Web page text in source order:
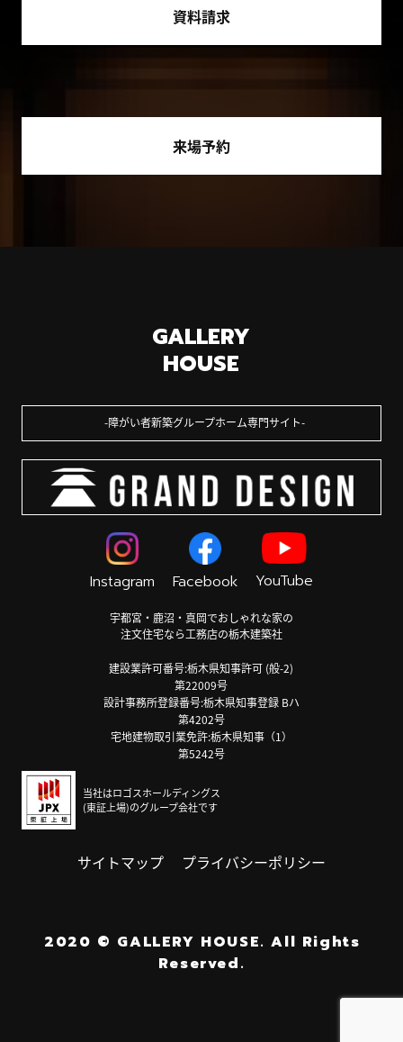
資料請求
来場予約
GALLERY
HOUSE
障がい者新築グループホーム専門サイト
Instagram Facebook YouTube
宇都宮・鹿沼・真岡でおしゃれな家の
注文住宅なら工務店の栃木建築社
建設業許可番号:栃木県知事許可 (般-2)
第22009号
設計事務所登録番号:栃木県知事登録 Bハ
第4202号
宅地建物取引業免許:栃木県知事（1）
第5242号
当社はロゴスホールディングス
(東証上場)のグループ会社です
サイトマップ プライバシーポリシー
2020 © GALLERY HOUSE. All Rights
Reserved.